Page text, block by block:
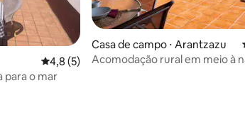
4,8 de uma avaliação média de 5, 5
4,8 (5)
para o mar
Casa de campo ⋅ Arantzazu
Acomodação rural em meio à